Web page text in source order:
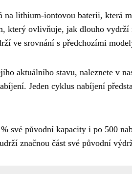
na lithium-iontovou baterii, která
který ovlivňuje, jak dlouho vydrží
ve srovnání s předchozími
aktuálního stavu, naleznete v
Jeden cyklus nabíjení
své původní kapacity i po 500
značnou část své původní